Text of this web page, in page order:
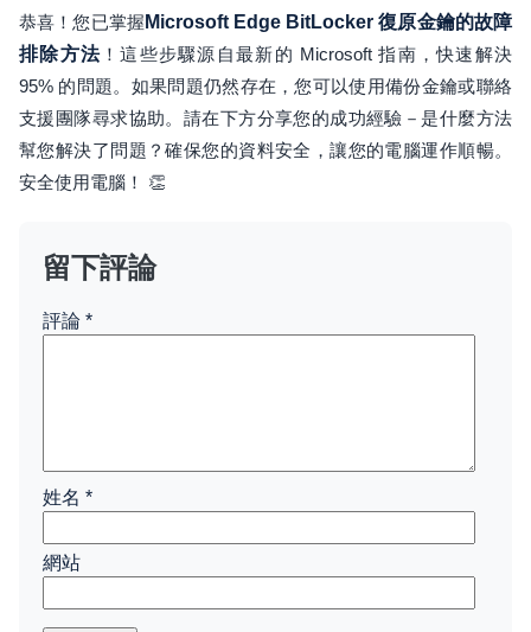
恭喜！您已掌握 Microsoft Edge BitLocker 復原金鑰的故障
排除方法 ！這些步驟源自最新的 Microsoft 指南，快速解決
95% 的問題。如果問題仍然存在，您可以使用備份金鑰或聯絡
支援團隊尋求協助。請在下方分享您的成功經驗－是什麼方法
幫您解決了問題？確保您的資料安全，讓您的電腦運作順暢。
安全使用電腦！ 👏
留下評論
評論 *
姓名 *
網站